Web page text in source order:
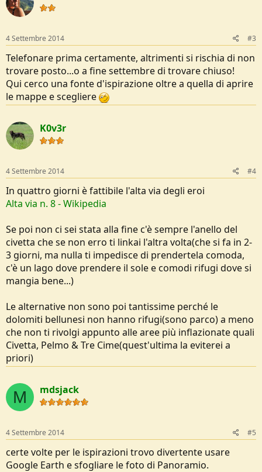
4 Settembre 2014 #3
Telefonare prima certamente, altrimenti si rischia di non
trovare posto...o a fine settembre di trovare chiuso!
Qui cerco una fonte d'ispirazione oltre a quella di aprire
le mappe e scegliere
K0v3r
4 Settembre 2014 #4
In quattro giorni è fattibile l'alta via degli eroi
Alta via n. 8 - Wikipedia
Se poi non ci sei stata alla fine c'è sempre l'anello del
civetta che se non erro ti linkai l'altra volta(che si fa in 2-
3 giorni, ma nulla ti impedisce di prendertela comoda,
c'è un lago dove prendere il sole e comodi rifugi dove si
mangia bene...)
Le alternative non sono poi tantissime perché le
dolomiti bellunesi non hanno rifugi(sono parco) a meno
che non ti rivolgi appunto alle aree più inflazionate quali
Civetta, Pelmo & Tre Cime(quest'ultima la eviterei a
priori)
M mdsjack
4 Settembre 2014 #5
certe volte per le ispirazioni trovo divertente usare
Google Earth e sfogliare le foto di Panoramio.